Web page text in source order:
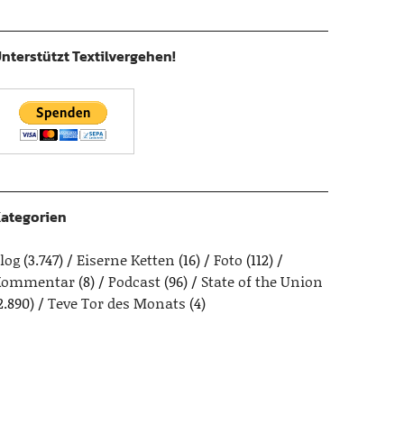
Textilvergehen!
(3.747) Eiserne Ketten (16) Foto (112)
(8) Podcast(96)
State of the Union
Teve Tor des Monats (4)